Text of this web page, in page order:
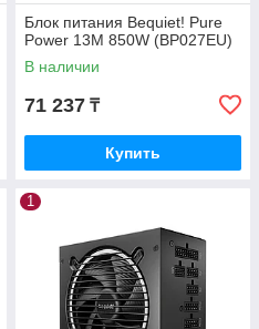
Блок питания Bequiet! Pure
Power 13M 850W (BP027EU)
В наличии
71 237 ₸
Купить
1